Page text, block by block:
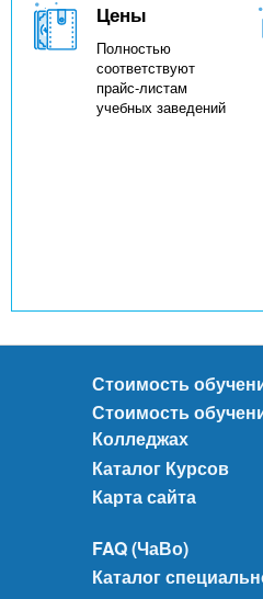
Цены
Полностью
соответствуют
прайс-листам
учебных заведений
Стоимость
Стоимость
Колледжах
Каталог Курсов
Карта сайта
FAQ (ЧаВо)
Каталог